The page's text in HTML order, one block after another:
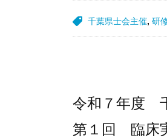
千葉県士会主催, 研
令和７年度
第１回 臨床